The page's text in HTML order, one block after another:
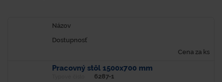
Názov
Dostupnosť
Cena za ks
Pracovný stôl 1500x700 mm
6287-1